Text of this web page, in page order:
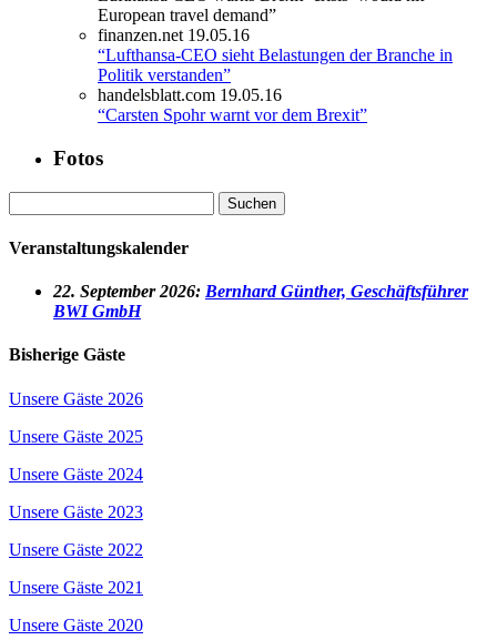
European travel demand”
finanzen.net 19.05.16
“Lufthansa-CEO sieht Belastungen der Branche in
Politik verstanden”
handelsblatt.com 19.05.16
“Carsten Spohr warnt vor dem Brexit”
Fotos
nach:
Veranstaltungskalender
22. September 2026: Bernhard Günther, Geschäftsführer
BWI GmbH
Bisherige Gäste
Unsere Gäste 2026
Unsere Gäste 2025
Unsere Gäste 2024
Unsere Gäste 2023
Unsere Gäste 2022
Unsere Gäste 2021
Unsere Gäste 2020